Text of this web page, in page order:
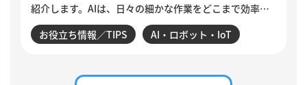
紹介します。AIは、日々の細かな作業をどこまで効率化
できるのでしょうか。設定変更やデータ確認、商談分
析、活動登録漏れの検知・入力など、サンビットで実際
業務と、人がより力を注ぐべき仕事について紹介しま
お役立ち情報／TIPS AI・ロボット・IoT